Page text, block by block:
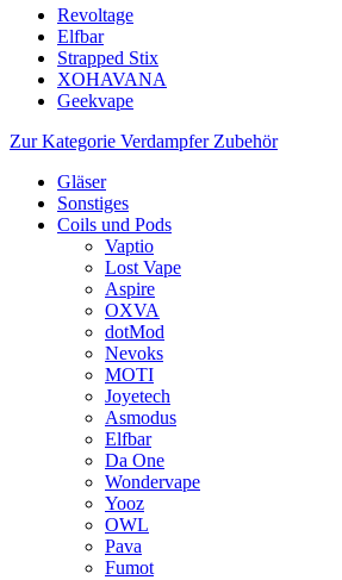
Revoltage
Elfbar
Strapped Stix
XOHAVANA
Geekvape
Zur Kategorie Verdampfer Zubehör
Gläser
Sonstiges
Coils und Pods
Vaptio
Lost Vape
Aspire
OXVA
dotMod
Nevoks
MOTI
Joyetech
Asmodus
Elfbar
Da One
Wondervape
Yooz
OWL
Pava
Fumot